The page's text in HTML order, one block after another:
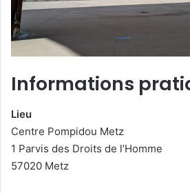
Informations
Lieu
Centre Pompidou Metz
1 Parvis des Droits de l’Homme
57020 Metz